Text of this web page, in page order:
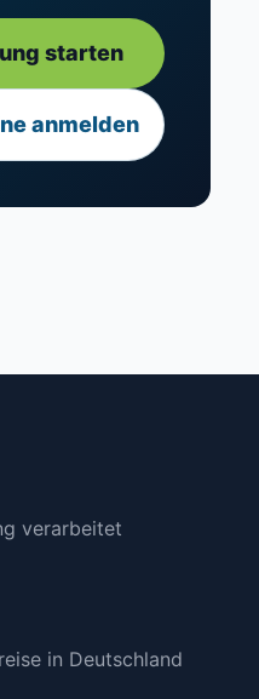
starten
anmelden
verarbeitet
in Deutschland